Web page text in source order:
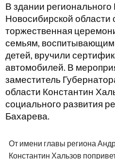
В здании регионального
Новосибирской области
торжественная
семьям,
детей, вручили
автомобилей. В
заместитель
области Константин
социального развития
Бахарева.
От имени главы региона
Константин Хальзов